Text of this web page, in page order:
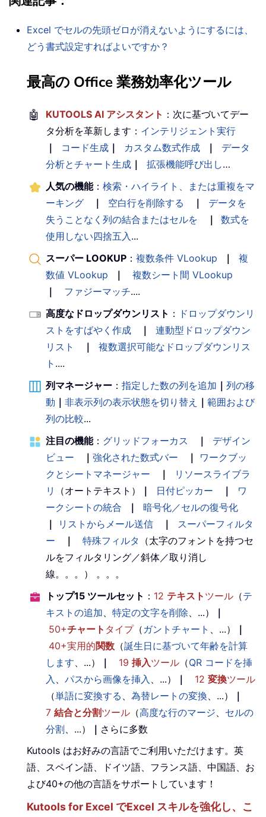
Excel でセルの先頭ゼロが消えないようにするには、
どう書式設定すればよいですか？
最高の Office 業務効率化ツール
🤖 KUTOOLS AI アシスタント ：次に基づいてデー
タ分析を革新します： インテリジェント実行
｜
コード生成 ｜ カスタム数式作成 ｜
データ
分析とチャート生成 ｜ 拡張機能呼び出し…
人気の機能： 検索・ハイライト、または重複をマ
ーキング
｜ 空白行を削除する ｜
データを
失うことなく列の結合またはセルを
｜
数式を
使用しない四捨五入...
スーパー LOOKUP ： 複数条件 VLookup ｜
複
数値 VLookup
｜
複数シート間 VLookup
｜
ファジーマッチ....
高度なドロップダウンリスト ： ドロップダウンリ
ストをすばやく作成
｜
連動型ドロップダウン
リスト
｜
複数選択可能なドロップダウンリス
ト ....
列マネージャー ： 指定した数の列を追加 ｜ 列の移
動 ｜ 非表示列の表示状態を切り替え ｜ 範囲および
列の比較...
注目の機能： グリッドフォーカス ｜
デザイン
ビュー
｜ 強化された数式バー ｜
ワークブッ
クとシートマネージャー
｜
リソースライブラ
リ
（オートテキスト） ｜ 日付ピッカー ｜
ワ
ークシートの統合
｜
暗号化／セルの復号化
｜
リストからメール送信 ｜
スーパーフィルタ
ー
｜ 特殊フィルタ （太字のフォントを持つセ
ルをフィルタリング／斜体／取り消し
線。。。） 。。。
トップ15 ツールセット ： 12 テキスト ツール （テ
キストの追加、 特定の文字を削除、...）
｜
50+チャート タイプ（ ガントチャート 、...）
｜
40+実用的関数 （誕生日に基づいて年齢を計算
します、...） ｜ 19 挿入ツール （QR コードを挿
入 、 パスから画像を挿入 、...） ｜ 12 変換ツール
（単語に変換する 、 為替レートの変換、...）
｜
7 結合と分割ツール （高度な行のマージ、 セルの
分割、...） ｜ さらに多数
Kutools はお好みの言語でご利用いただけます。英
語、スペイン語、ドイツ語、フランス語、中国語、お
よび40+の他の言語をサポートしています！
Kutools for Excel でExcel スキルを強化し、こ